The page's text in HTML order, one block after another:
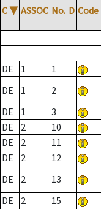
C ▼ ASSOC No. D Code
DE 1 1
DE
1 2
DE
1 3
DE
2 10
DE
2 11
DE
2 12
DE
2 13
DE
2 15